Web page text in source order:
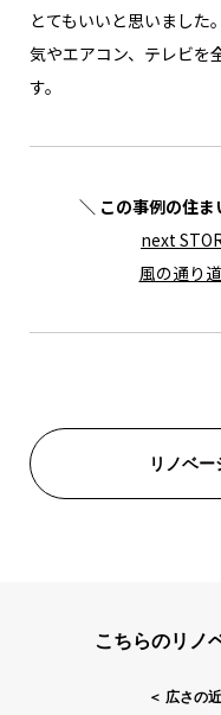
とてもいいと思いました
気やエアコン、テレビを
す。
＼ この事例の住
next
風の通り
リノベ
こちらのリノ
＜ 広さの